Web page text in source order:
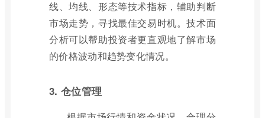
线、均线、形态等技术指标，辅助判断
市场走势，寻找最佳交易时机。技术面
分析可以帮助投资者更直观地了解市场
的价格波动和趋势变化情况。
3. 仓位管理